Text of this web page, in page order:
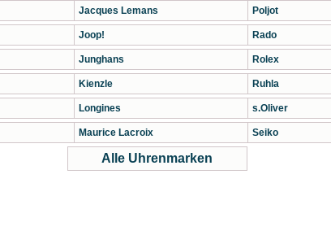
Jacques Lemans
Joop!
Junghans
Kienzle
Longines
Maurice Lacroix
Poljot
Rado
Rolex
Ruhla
s.Oliver
Seiko
Alle Uhrenmarken